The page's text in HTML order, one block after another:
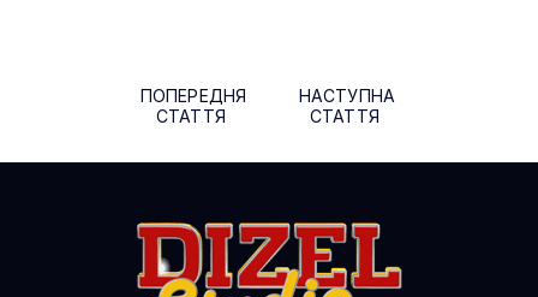
ПОПЕРЕДНЯ
СТАТТЯ
НАСТУПНА
СТАТТЯ